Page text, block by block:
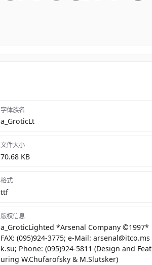
字体族名
a_GroticLt
文件大小
70.68 KB
格式
ttf
版权信息
a_GroticLighted *Arsenal Company ©1997*
FAX: (095)924-3775; e-Mail: arsenal@itco.ms
k.su; Phone: (095)924-5811 (Design and Feat
uring W.Chufarofsky & M.Slutsker)